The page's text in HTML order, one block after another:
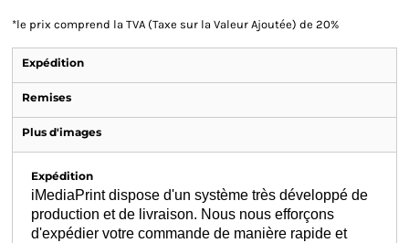
*le prix comprend la TVA (Taxe sur la Valeur Ajoutée) de 20%
Expédition
Remises
Plus d'images
Expédition
iMediaPrint dispose d'un système très développé de
production et de livraison. Nous nous efforçons
d'expédier votre commande de manière rapide et